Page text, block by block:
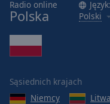
Radio online
Polska
Język:
Polski
Sąsiednich krajach
Niemcy
Litwa